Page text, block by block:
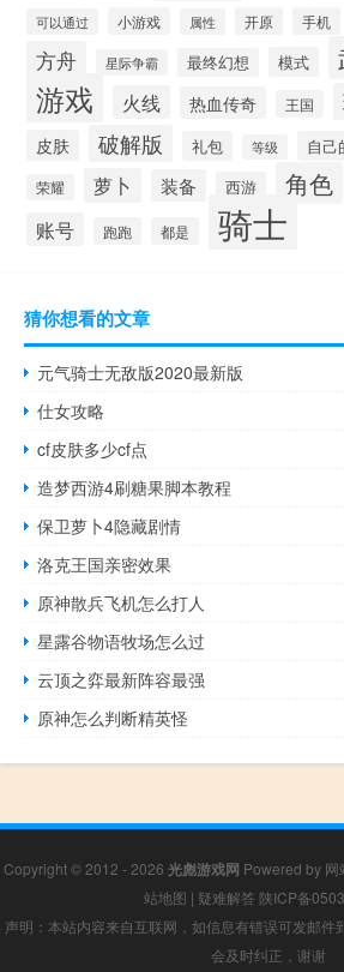
可以通过 小游戏 属性 开原 手机
方舟 星际争霸 最终幻想 模式
游戏 火线 热血传奇 王国
皮肤 破解版 礼包 等级 自己
荣耀 萝卜 装备 西游 角色
账号 跑跑 都是 骑士
猜你想看的文章
元气骑士无敌版2020最新版
仕女攻略
cf皮肤多少cf点
造梦西游4刷糖果脚本教程
保卫萝卜4隐藏剧情
洛克王国亲密效果
原神散兵飞机怎么打人
星露谷物语牧场怎么过
云顶之弈最新阵容最强
原神怎么判断精英怪
Copyright © 2012 - 2026 光彪游戏网 Powered by 网
站地图 | 疑难解答 陕ICP备
声明：本站内容来自互联网，如信息有错误可发邮
会及时纠正，谢谢